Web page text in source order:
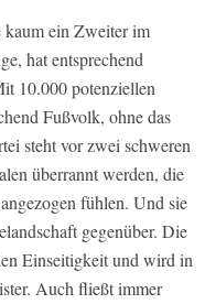
kaum ein Zweiter im
hat entsprechend
10.000 potenziellen
Fußvolk, ohne das
steht vor zwei schweren
überrannt werden, die
fühlen. Und sie
gegenüber. Die
Einseitigkeit und wird in
Auch fließt immer